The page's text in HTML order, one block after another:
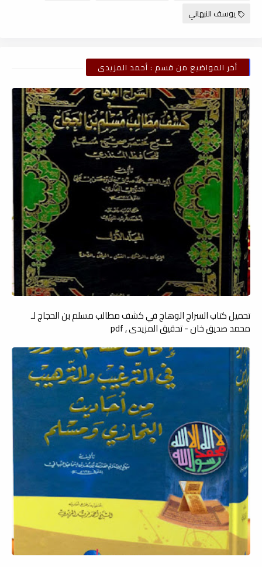
يوسف النبهاني
أخر المواضيع من قسم : أحمد المزيدى
تحميل كتاب السراج الوهاج في كشف مطالب مسلم بن الحجاج لـ
محمد صديق خان - تحقيق المزيدي , pdf